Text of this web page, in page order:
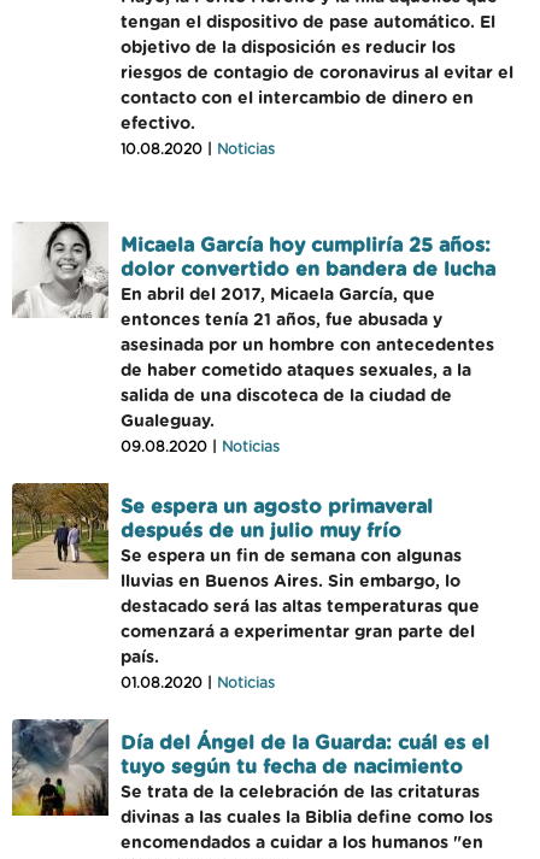
tengan el dispositivo de pase automático. El
objetivo de la disposición es reducir los
riesgos de contagio de coronavirus al evitar el
contacto con el intercambio de dinero en
efectivo.
10.08.2020 | Noticias
Micaela García hoy cumpliría 25 años:
dolor convertido en bandera de lucha
En abril del 2017, Micaela García, que
entonces tenía 21 años, fue abusada y
asesinada por un hombre con antecedentes
de haber cometido ataques sexuales, a la
salida de una discoteca de la ciudad de
Gualeguay.
09.08.2020 | Noticias
Se espera un agosto primaveral
después de un julio muy frío
Se espera un fin de semana con algunas
lluvias en Buenos Aires. Sin embargo, lo
destacado será las altas temperaturas que
comenzará a experimentar gran parte del
país.
01.08.2020 | Noticias
Día del Ángel de la Guarda: cuál es el
tuyo según tu fecha de nacimiento
Se trata de la celebración de las critaturas
divinas a las cuales la Biblia define como los
encomendados a cuidar a los humanos "en